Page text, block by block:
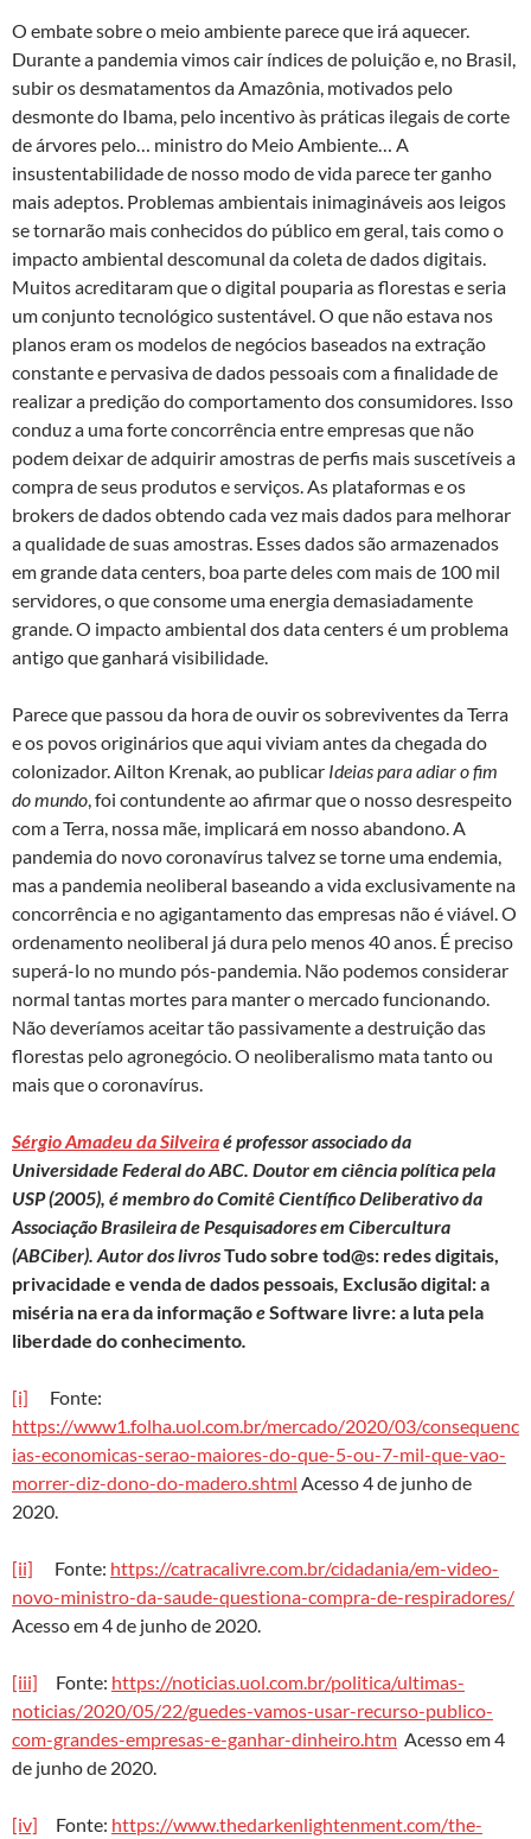
O embate sobre o meio ambiente parece que irá aquecer.
Durante a pandemia vimos cair índices de poluição e, no Brasil,
subir os desmatamentos da Amazônia, motivados pelo
desmonte do Ibama, pelo incentivo às práticas ilegais de corte
de árvores pelo… ministro do Meio Ambiente… A
insustentabilidade de nosso modo de vida parece ter ganho
mais adeptos. Problemas ambientais inimagináveis aos leigos
se tornarão mais conhecidos do público em geral, tais como o
impacto ambiental descomunal da coleta de dados digitais.
Muitos acreditaram que o digital pouparia as florestas e seria
um conjunto tecnológico sustentável. O que não estava nos
planos eram os modelos de negócios baseados na extração
constante e pervasiva de dados pessoais com a finalidade de
realizar a predição do comportamento dos consumidores. Isso
conduz a uma forte concorrência entre empresas que não
podem deixar de adquirir amostras de perfis mais suscetíveis a
compra de seus produtos e serviços. As plataformas e os
brokers de dados obtendo cada vez mais dados para melhorar
a qualidade de suas amostras. Esses dados são armazenados
em grande data centers, boa parte deles com mais de 100 mil
servidores, o que consome uma energia demasiadamente
grande. O impacto ambiental dos data centers é um problema
antigo que ganhará visibilidade.
Parece que passou da hora de ouvir os sobreviventes da Terra
e os povos originários que aqui viviam antes da chegada do
colonizador. Ailton Krenak, ao publicar Ideias para adiar o fim
do mundo, foi contundente ao afirmar que o nosso desrespeito
com a Terra, nossa mãe, implicará em nosso abandono. A
pandemia do novo coronavírus talvez se torne uma endemia,
mas a pandemia neoliberal baseando a vida exclusivamente na
concorrência e no agigantamento das empresas não é viável. O
ordenamento neoliberal já dura pelo menos 40 anos. É preciso
superá-lo no mundo pós-pandemia. Não podemos considerar
normal tantas mortes para manter o mercado funcionando.
Não deveríamos aceitar tão passivamente a destruição das
florestas pelo agronegócio. O neoliberalismo mata tanto ou
mais que o coronavírus.
Sérgio Amadeu da Silveiraé professor associado da
Universidade Federal do ABC. Doutor em ciência política pela
USP (2005), é membro do Comitê Científico Deliberativo da
Associação Brasileira de Pesquisadores em Cibercultura
(ABCiber). Autor dos livrosTudo sobre tod@s: redes digitais,
privacidade e venda de dados pessoais, Exclusão digital: a
miséria na era da informaçãoeSoftware livre: a luta pela
liberdade do conhecimento.
[i] Fonte:
https://www1.folha.uol.com.br/mercado/2020/03/consequenc
ias-economicas-serao-maiores-do-que-5-ou-7-mil-que-vao-
morrer-diz-dono-do-madero.shtml Acesso 4 de junho de
2020.
[ii] Fonte: https://catracalivre.com.br/cidadania/em-video-
novo-ministro-da-saude-questiona-compra-de-respiradores/
Acesso em 4 de junho de 2020.
[iii] Fonte: https://noticias.uol.com.br/politica/ultimas-
noticias/2020/05/22/guedes-vamos-usar-recurso-publico-
com-grandes-empresas-e-ganhar-dinheiro.htm Acesso em 4
de junho de 2020.
[iv] Fonte: https://www.thedarkenlightenment.com/the-